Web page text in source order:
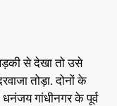
से देखा तो उसे
तोड़ा. दोनों के
धनंजय गांधीनगर के पूर्व